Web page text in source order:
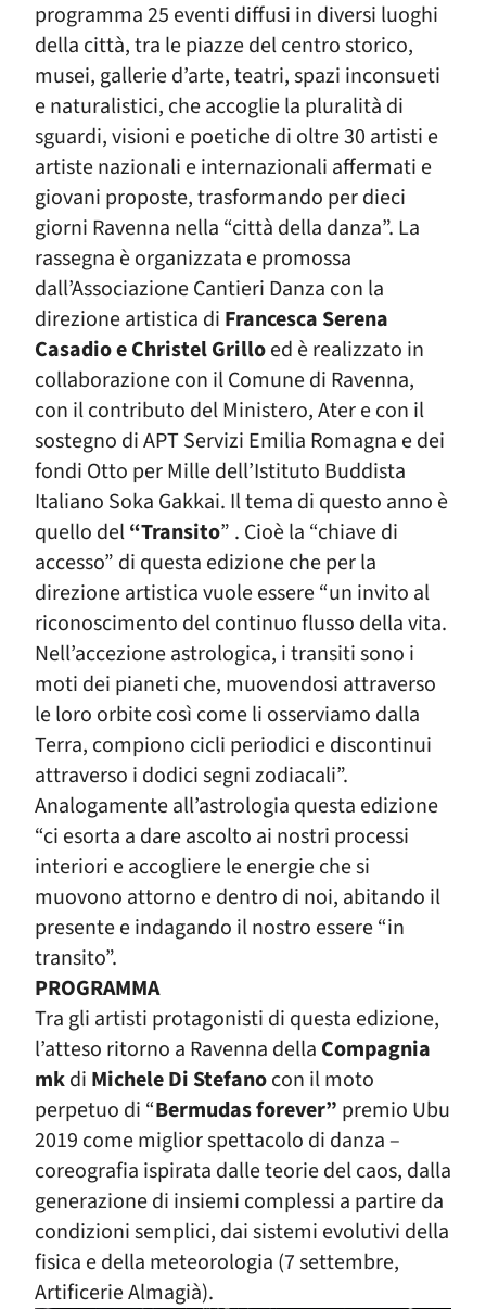
programma 25 eventi diffusi in diversi luoghi
della città, tra le piazze del centro storico,
musei, gallerie d’arte, teatri, spazi inconsueti
e naturalistici, che accoglie la pluralità di
sguardi, visioni e poetiche di oltre 30 artisti e
artiste nazionali e internazionali affermati e
giovani proposte, trasformando per dieci
giorni Ravenna nella “città della danza”. La
rassegna è organizzata e promossa
dall’Associazione Cantieri Danza con la
direzione artistica di Francesca Serena
Casadio e Christel Grilloed è realizzato in
collaborazione con il Comune di Ravenna,
con il contributo del Ministero, Ater e con il
sostegno di APT Servizi Emilia Romagna e dei
fondi Otto per Mille dell’Istituto Buddista
Italiano Soka Gakkai. Il tema di questo anno è
quello del“Transito” . Cioè la “chiave di
accesso” di questa edizione che per la
direzione artisticavuole essere “un invito al
riconoscimento delcontinuo flusso della vita.
Nell’accezione astrologica, i transiti sono i
moti dei pianeti che, muovendosi attraverso
le loro orbite così come li osserviamo dalla
Terra, compiono cicli periodici e discontinui
attraverso i dodici segni zodiacali”.
Analogamente all’astrologia questa edizione
“ci esorta a dare ascolto ai nostri processi
interiori e accogliere le energie che si
muovono attorno e dentro di noi, abitando il
presente e indagando il nostro essere “in
transito”.
PROGRAMMA
Tra gli artisti protagonisti di questa edizione,
l’atteso ritorno a Ravenna della Compagnia
mkdi Michele Di Stefanocon il moto
perpetuo di “Bermudas forever” premio Ubu
2019 come miglior spettacolo di danza –
coreografia ispirata dalle teorie del caos, dalla
generazione di insiemi complessi a partire da
condizioni semplici, dai sistemi evolutivi della
fisica e della meteorologia (7 settembre,
Artificerie Almagià).